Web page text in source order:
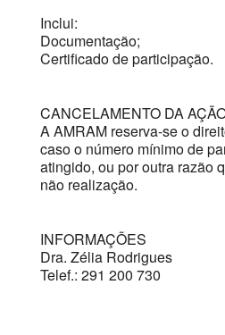
Inclui:
Documentação;
Certificado de participação.
CANCELAMENTO DA
A AMRAM reserva-se o
caso o número mínimo de
atingido, ou por outra razão
não realização.
INFORMAÇÕES
Dra. Zélia Rodrigues
Telef.: 291 200 730